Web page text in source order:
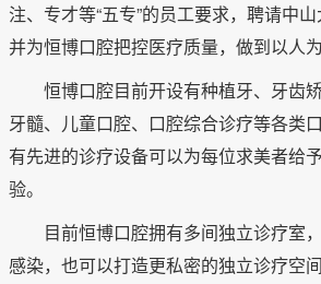
注、专才等“五专”的员工要求，聘请中山
并为恒博口腔把控医疗质量，做到以人
恒博口腔目前开设有种植牙、牙齿
牙髓、儿童口腔、口腔综合诊疗等各类
有先进的诊疗设备可以为每位求美者给
验。
目前恒博口腔拥有多间独立诊疗室
感染，也可以打造更私密的独立诊疗空